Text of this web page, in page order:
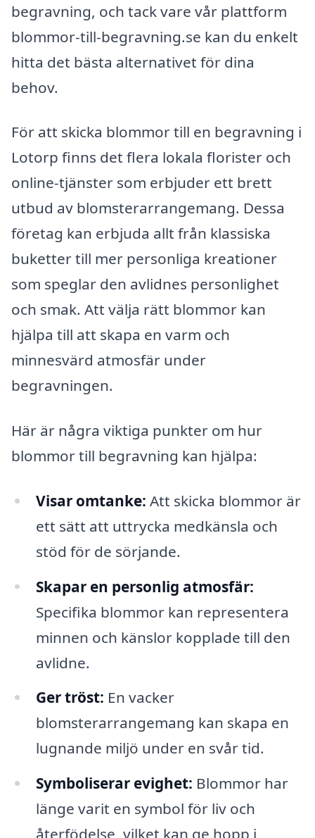
begravning, och tack vare vår plattform
blommor-till-begravning.se kan du enkelt
hitta det bästa alternativet för dina
behov.
För att skicka blommor till en begravning i
Lotorp finns det flera lokala florister och
online-tjänster som erbjuder ett brett
utbud av blomsterarrangemang. Dessa
företag kan erbjuda allt från klassiska
buketter till mer personliga kreationer
som speglar den avlidnes personlighet
och smak. Att välja rätt blommor kan
hjälpa till att skapa en varm och
minnesvärd atmosfär under
begravningen.
Här är några viktiga punkter om hur
blommor till begravning kan hjälpa:
Visar omtanke: Att skicka blommor är
ett sätt att uttrycka medkänsla och
stöd för de sörjande.
Skapar en personlig atmosfär:
Specifika blommor kan representera
minnen och känslor kopplade till den
avlidne.
Ger tröst: En vacker
blomsterarrangemang kan skapa en
lugnande miljö under en svår tid.
Symboliserar evighet: Blommor har
länge varit en symbol för liv och
återfödelse, vilket kan ge hopp i